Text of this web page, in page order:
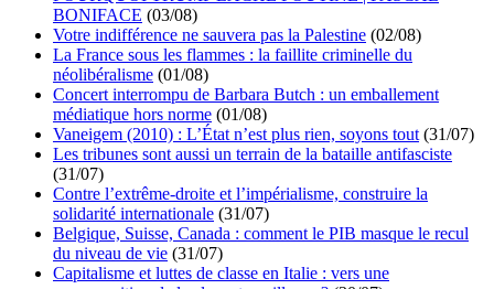
BONIFACE (03/08)
Votre indifférence ne sauvera pas la Palestine (02/08)
La France sous les flammes : la faillite criminelle du
néolibéralisme (01/08)
Concert interrompu de Barbara Butch : un emballement
médiatique hors norme (01/08)
Vaneigem (2010) : L’État n’est plus rien, soyons tout (31/07)
Les tribunes sont aussi un terrain de la bataille antifasciste
(31/07)
Contre l’extrême-droite et l’impérialisme, construire la
solidarité internationale (31/07)
Belgique, Suisse, Canada : comment le PIB masque le recul
du niveau de vie (31/07)
Capitalisme et luttes de classe en Italie : vers une